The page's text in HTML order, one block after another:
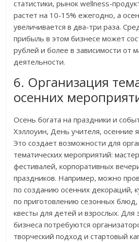
статистики, рынок wellness-
растет на 10-15% ежегодно, а
увеличивается в два-три раза.
прибыль в этом бизнесе может
рублей и более в зависимости от
деятельности.
6. Организация
осенних
Осень богата на праздники и
Хэллоуин, День учителя, осенние
Это создает возможности для
тематических мероприятий:
фестивалей, корпоративных
праздников. Например, можно
по созданию осенних декораций,
по приготовлению сезонных блюд,
квесты для детей и взрослых. Для
бизнеса потребуются
творческий подход и стартовый